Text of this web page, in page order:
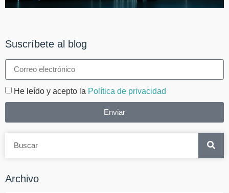
Suscríbete al blog
He leído y acepto la Política de privacidad
Enviar
Archivo